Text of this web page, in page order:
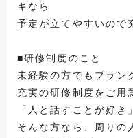
キなら
予定が立てやすいので
■研修制度のこと
未経験の方でもブラン
充実の研修制度をご用
「人と話すことが好き」
そんな方なら、周りの